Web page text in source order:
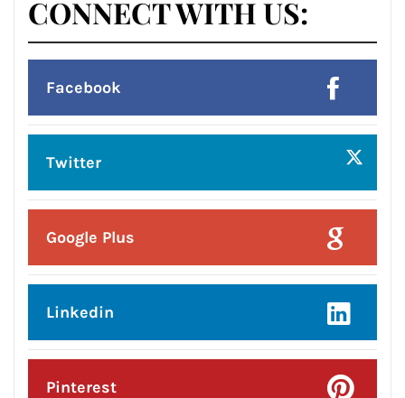
CONNECT WITH US:
Facebook
Twitter
Google Plus
Linkedin
Pinterest